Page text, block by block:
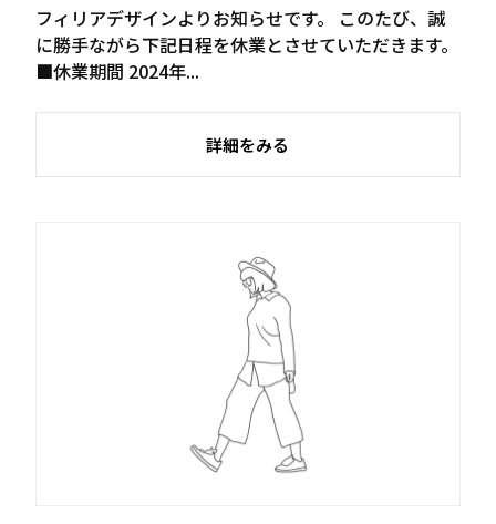
フィリアデザインよりお知らせです。 このたび、誠
に勝手ながら下記日程を休業とさせていただきます。
■休業期間 2024年...
詳細をみる